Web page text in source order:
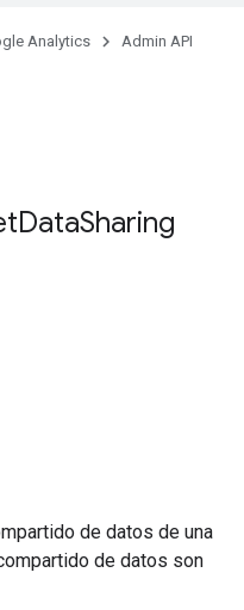
Analytics
Admin API
DataSharing
de datos de una
de datos son